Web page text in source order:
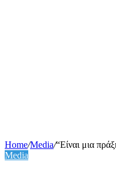
Home/Media/“Είναι μια
Media